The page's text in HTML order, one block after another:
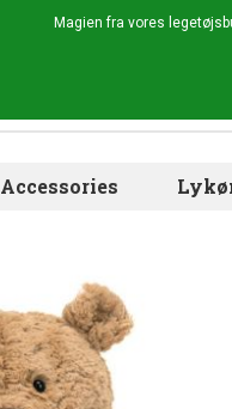
Magien fra vores
Accessories